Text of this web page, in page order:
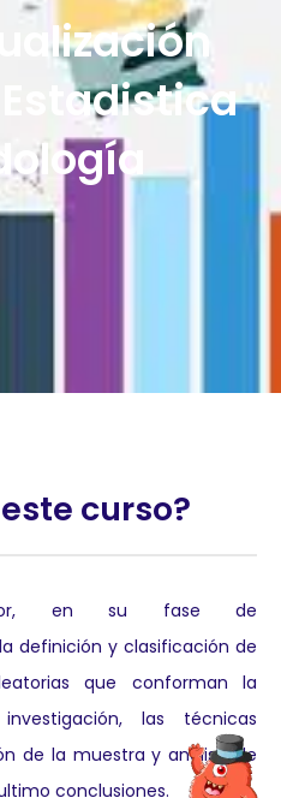
Estadistica
curso?
en su fase de
definición y clasificación de
que conforman la
las técnicas
de la muestra y análisis de
conclusiones.